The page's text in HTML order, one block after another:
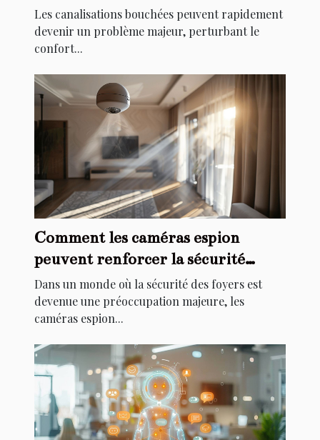
canalisations
Les canalisations bouchées peuvent rapidement
devenir un problème majeur, perturbant le
confort...
Comment les caméras espion
peuvent renforcer la sécurité
domestique
Dans un monde où la sécurité des foyers est
devenue une préoccupation majeure, les
caméras espion...